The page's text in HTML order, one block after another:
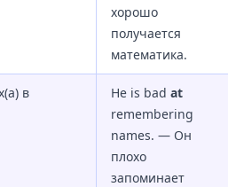
хорошо
получается
математика.
в He is bad at
remembering
names. — Он
плохо
запоминает